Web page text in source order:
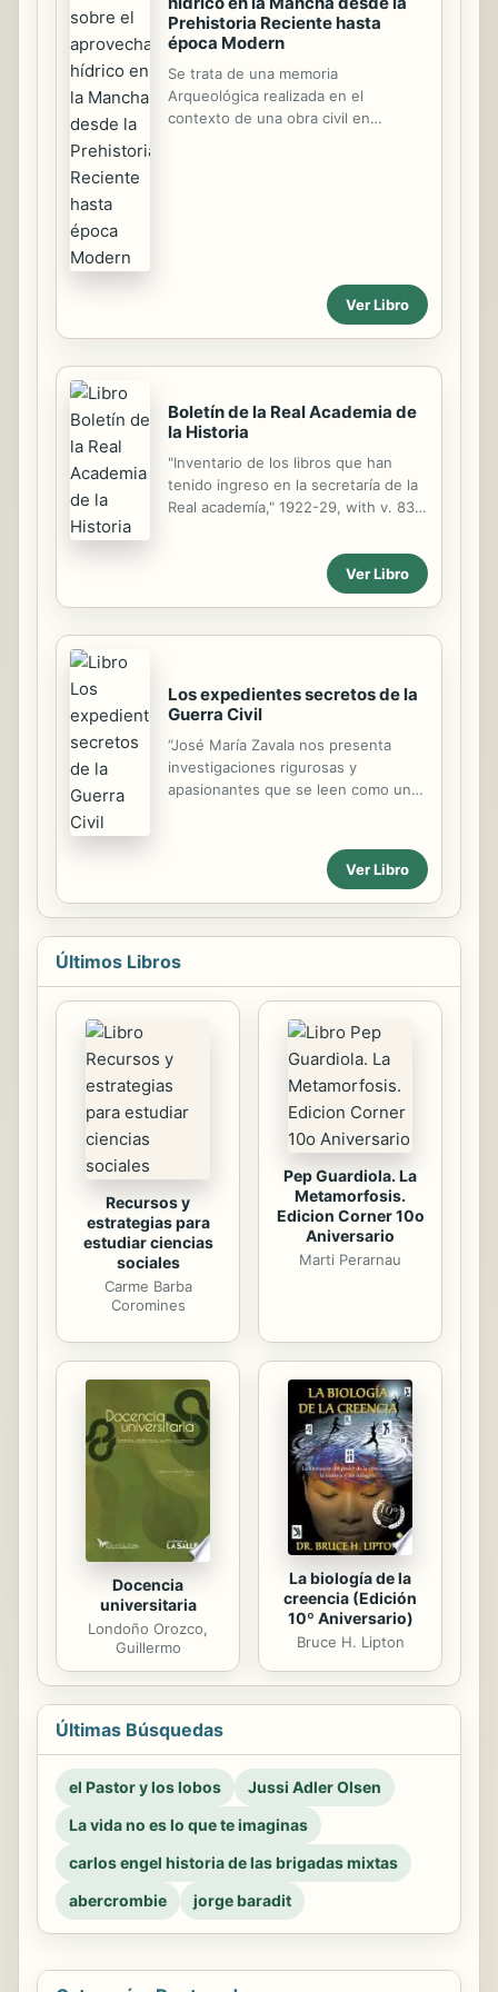
Prehistoria Reciente hasta
época Modern
Se trata de una memoria
Arqueológica realizada en el
contexto de una obra civil en
Ver Libro
Boletín de la Real Academia de
la Historia
"Inventario de los libros que han
tenido ingreso en la secretaría de la
Real academía," 1922-29, with v. 83,
Ver Libro
Los expedientes secretos de la
Guerra Civil
“José María Zavala nos presenta
investigaciones rigurosas y
apasionantes que se leen como una
Antonio, convertido en un bestseller
histórico, José María Zavala vuelve a
sorprendernos ahora con un arsenal
de documentos inéditos sobre las
personajes destacados de la Guerra
Civil española. Fruto de una ardua
investigación en archivos públicos y
privados, incluidos valiosos
testimonios de familiares de algunas
de las víctimas, por estas páginas
bandos ...
Ver Libro
Últimos Libros
Recursos y
estrategias para
estudiar ciencias
sociales
Carme Barba
Coromines
Pep Guardiola. La
Metamorfosis.
Edicion Corner 10o
Aniversario
Marti Perarnau
Docencia
universitaria
Londoño Orozco,
Guillermo
La biología de la
creencia (Edición
10º Aniversario)
Bruce H. Lipton
Últimas Búsquedas
el Pastor y los lobos
Jussi Adler Olsen
La vida no es lo que te imaginas
carlos engel historia de las brigadas mixtas
abercrombie
jorge baradit